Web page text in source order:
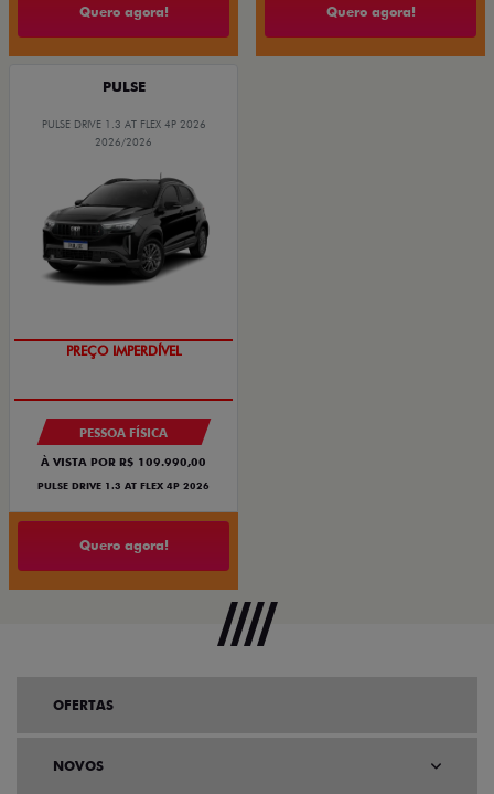
Quero agora! Quero agora!
PULSE
PULSE DRIVE 1.3 AT FLEX 4P 2026
2026/2026
PREÇO IMPERDÍVEL
BARATO DO BRASIL
PESSOA FÍSICA
À VISTA POR R$ 109.990,00
PULSE DRIVE 1.3 AT FLEX 4P 2026
Quero agora!
OFERTAS
NOVOS